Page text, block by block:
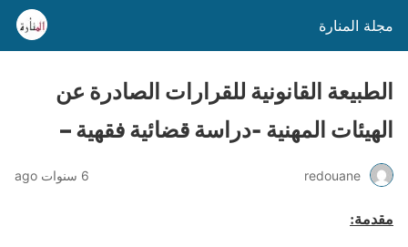
مجلة المنارة
الطبيعة القانونية للقرارات الصادرة عن
الهيئات المهنية -دراسة قضائية فقهية –
redouane 6 سنوات ago
مقدمة: